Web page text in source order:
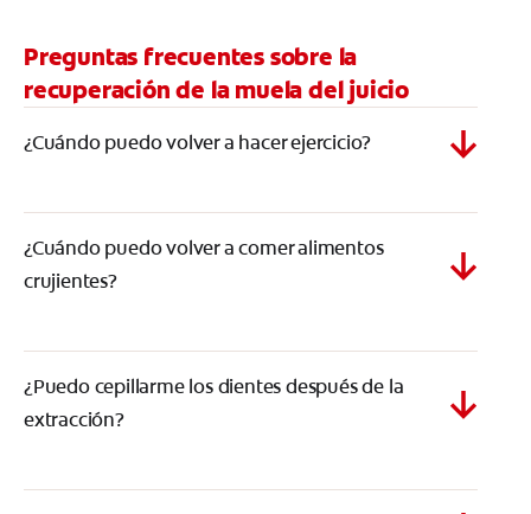
Preguntas frecuentes sobre la
recuperación de la muela del juicio
¿Cuándo puedo volver a hacer ejercicio?
¿Cuándo puedo volver a comer alimentos
crujientes?
¿Puedo cepillarme los dientes después de la
extracción?